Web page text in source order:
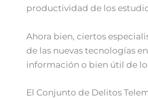
productividad de los
Ahora bien, ciertos
de las nuevas tecnologías
información o bien útil de
El Conjunto de Delitos